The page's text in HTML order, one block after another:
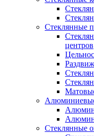
Стеклянные
центров
Стеклянные